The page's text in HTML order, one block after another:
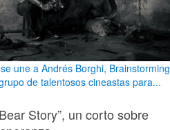
une a Andrés Borghi, Brainstorming
de talentosos cineastas para...
Story”, un corto sobre